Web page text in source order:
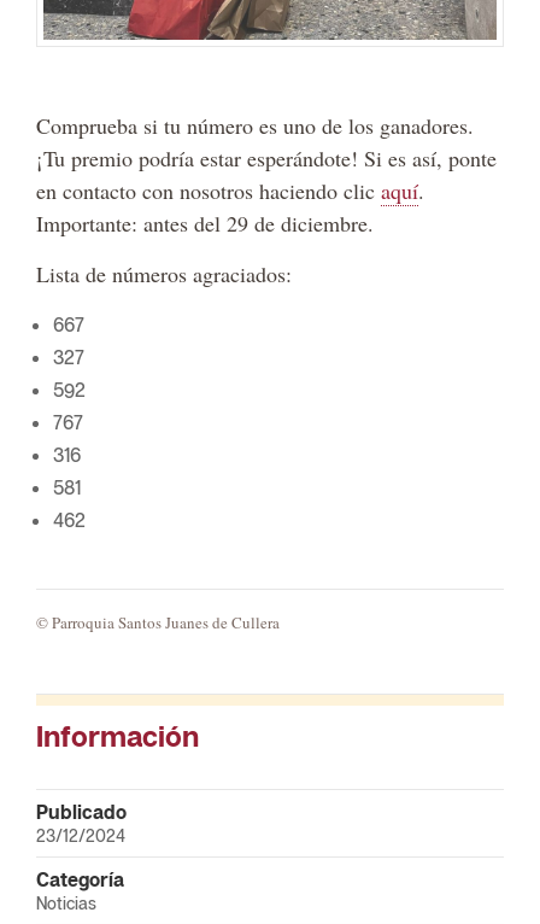
Comprueba si tu número es uno de los ganadores.
¡Tu premio podría estar esperándote! Si es así, ponte
en contacto con nosotros haciendo clic aquí.
Importante: antes del 29 de diciembre.
Lista de números agraciados:
667
327
592
767
316
581
462
© Parroquia Santos Juanes de Cullera
Información
Publicado
23/12/2024
Categoría
Noticias